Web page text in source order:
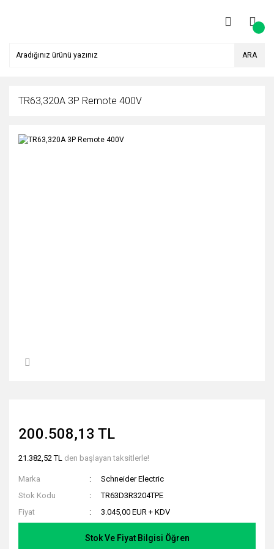
ARA
TR63,320A 3P Remote 400V
200.508,13 TL
21.382,52 TL den başlayan taksitlerle!
Marka
Schneider Electric
Stok Kodu
TR63D3R3204TPE
Fiyat
3.045,00 EUR + KDV
Stok Ve Fiyat Bilgisi Öğren